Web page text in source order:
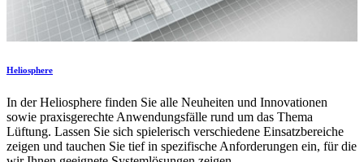
Heliosphere
In der Heliosphere finden Sie alle Neuheiten und Innovationen
sowie praxisgerechte Anwendungsfälle rund um das Thema
Lüftung. Lassen Sie sich spielerisch verschiedene Einsatzbereiche
zeigen und tauchen Sie tief in spezifische Anforderungen ein, für die